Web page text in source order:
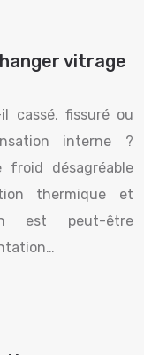
vitrage
cassé, fissuré ou
interne ?
froid désagréable
thermique et
est peut-être